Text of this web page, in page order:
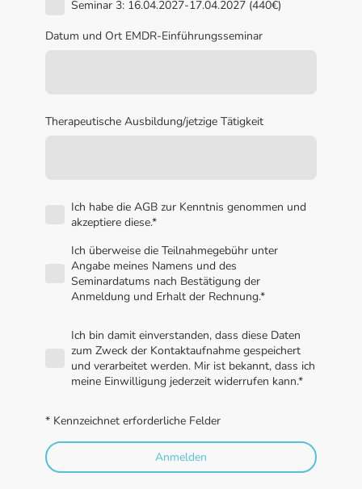
Seminar 3: 16.04.2027-17.04.2027 (440€)
Datum und Ort EMDR-Einführungsseminar
Therapeutische Ausbildung/jetzige Tätigkeit
Ich habe die AGB zur Kenntnis genommen und
akzeptiere diese.*
Ich überweise die Teilnahmegebühr unter
Angabe meines Namens und des
Seminardatums nach Bestätigung der
Anmeldung und Erhalt der Rechnung.*
Ich bin damit einverstanden, dass diese Daten
zum Zweck der Kontaktaufnahme gespeichert
und verarbeitet werden. Mir ist bekannt, dass ich
meine Einwilligung jederzeit widerrufen kann.*
* Kennzeichnet erforderliche Felder
Anmelden